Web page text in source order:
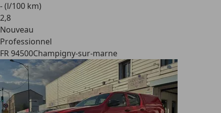
- (l/100 km)
2,8
Nouveau
Professionnel
FR 94500Champigny-sur-marne